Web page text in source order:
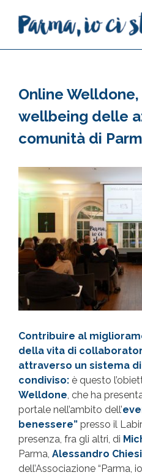
contenuto
Online
wellbeing delle
comunità di
Ingrandisci
immagine
Contribuire al
della vita di
attraverso un sistema
condiviso: è questo
Welldone , che ha
portale nell’ambito dell’
benessere” presso il
presenza, fra gli altri, di
Parma, Alessandro Chiesi
dell’Associazione “Parma,